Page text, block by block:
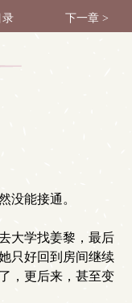
录 下一章 >
没能接通。
大学找姜黎，最后
只好回到房间继续
，更后来，甚至变